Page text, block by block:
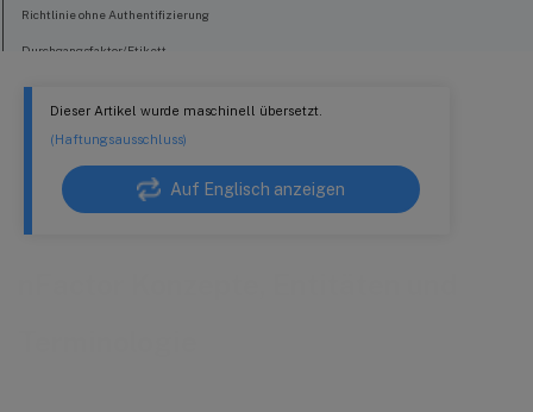
Dieser Artikel wurde maschinell übersetzt.
(Haftungsausschluss)
Auf Englisch anzeigen
Richtlinie ohne Authentifizierung
Durchgangsfaktor/Etikett
nFactor-Authentifizierungsablauf